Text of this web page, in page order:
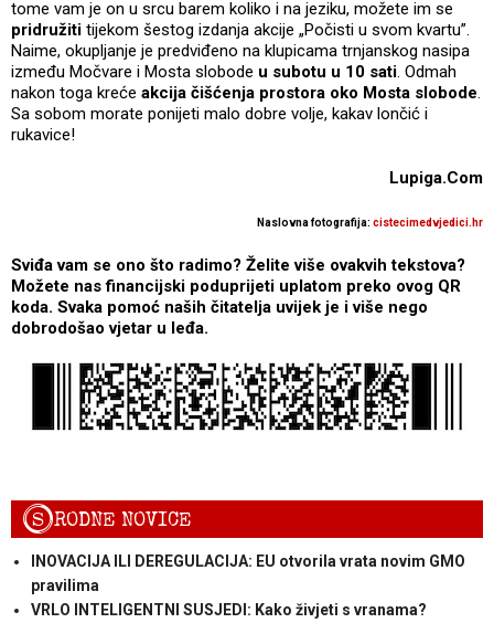
tome vam je on u srcu barem koliko i na jeziku, možete im se
pridružiti tijekom šestog izdanja akcije „Počisti u svom kvartu”.
Naime, okupljanje je predviđeno na klupicama trnjanskog nasipa
između Močvare i Mosta slobode u subotu u 10 sati. Odmah
nakon toga kreće akcija čišćenja prostora oko Mosta slobode.
Sa sobom morate ponijeti malo dobre volje, kakav lončić i
rukavice!
Lupiga.Com
Naslovna fotografija: cistecimedvjedici.hr
Sviđa vam se ono što radimo? Želite više ovakvih tekstova?
Možete nas financijski poduprijeti uplatom preko ovog QR
koda. Svaka pomoć naših čitatelja uvijek je i više nego
dobrodošao vjetar u leđa.
SRODNE NOVICE
INOVACIJA ILI DEREGULACIJA: EU otvorila vrata novim GMO
pravilima
VRLO INTELIGENTNI SUSJEDI: Kako živjeti s vranama?